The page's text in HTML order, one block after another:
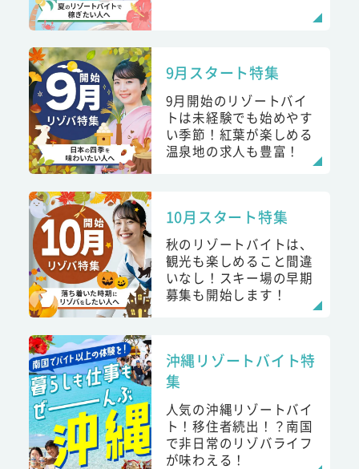
9月スタート特集
9月開始のリゾートバイ
トは未経験でも始めやす
い季節！紅葉が楽しめる
温泉地の求人も豊富！
10月スタート特集
秋のリゾートバイトは、
観光も楽しめること間違
いなし！スキー場の早期
募集も開始します！
沖縄リゾートバイト特
集
人気の沖縄リゾートバイ
ト！移住者続出！？南国
で非日常のリゾバライフ
が味わえる！